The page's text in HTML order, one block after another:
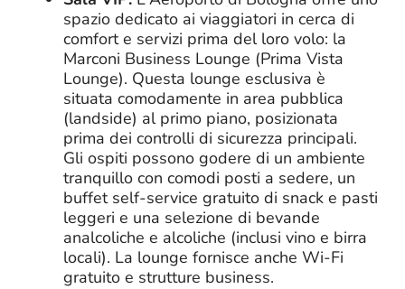
spazio dedicato ai viaggiatori in cerca di
comfort e servizi prima del loro volo: la
Marconi Business Lounge (Prima Vista
Lounge). Questa lounge esclusiva è
situata comodamente in area pubblica
(landside) al primo piano, posizionata
prima dei controlli di sicurezza principali.
Gli ospiti possono godere di un ambiente
tranquillo con comodi posti a sedere, un
buffet self-service gratuito di snack e pasti
leggeri e una selezione di bevande
analcoliche e alcoliche (inclusi vino e birra
locali). La lounge fornisce anche Wi-Fi
gratuito e strutture business.